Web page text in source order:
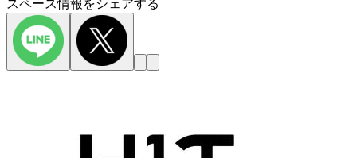
スペース情報をシェアする